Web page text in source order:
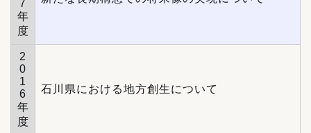
7
年
度
2
0
1
6
年
度
石川県における地方創生について